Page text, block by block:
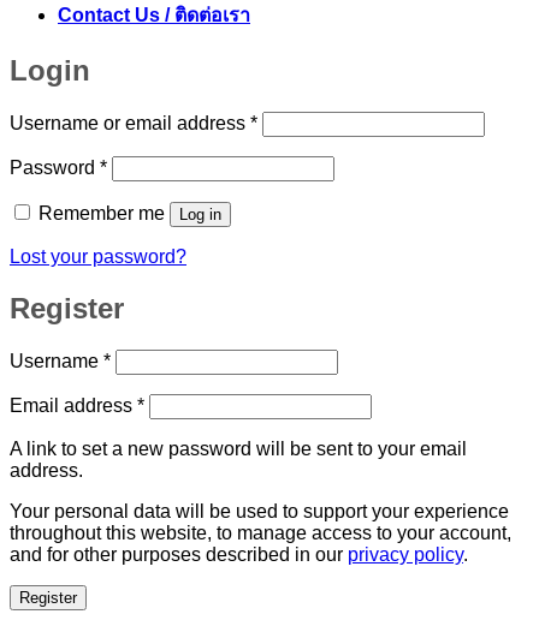
Contact Us / ติดต่อเรา
Login
Username or email address *Required
Password *Required
Remember me Log in
Lost your password?
Register
Username *Required
Email address *Required
A link to set a new password will be sent to your email
address.
Your personal data will be used to support your experience
throughout this website, to manage access to your account,
and for other purposes described in our privacy policy.
Register